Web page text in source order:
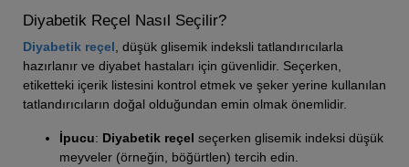
Diyabetik Reçel Nasıl Seçilir?
Diyabetik reçel , düşük glisemik indeksli tatlandırıcılarla
hazırlanır ve diyabet hastaları için güvenlidir. Seçerken,
etiketteki içerik listesini kontrol etmek ve şeker yerine kullanılan
tatlandırıcıların doğal olduğundan emin olmak önemlidir.
İpucu: Diyabetik reçel seçerken glisemik indeksi düşük
meyveler (örneğin, böğürtlen) tercih edin.